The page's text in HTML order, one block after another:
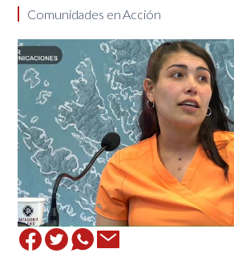
​Comunidades en Acción